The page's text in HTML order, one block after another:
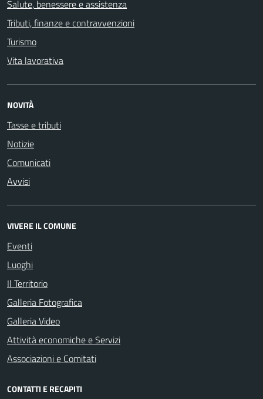
Salute, benessere e assistenza
Tributi, finanze e contravvenzioni
Turismo
Vita lavorativa
NOVITÀ
Tasse e tributi
Notizie
Comunicati
Avvisi
VIVERE IL COMUNE
Eventi
Luoghi
Il Territorio
Galleria Fotografica
Galleria Video
Attività economiche e Servizi
Associazioni e Comitati
CONTATTI E RECAPITI